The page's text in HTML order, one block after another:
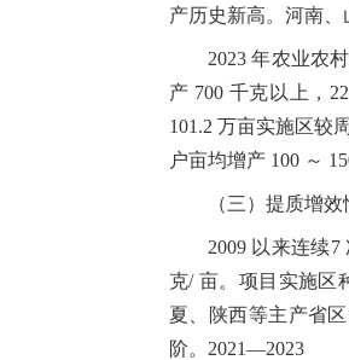
产历史新高。河南、
2023年农业农
产 700 千克以上，
101.2 万亩实施区较
户亩均增产 100 ～
（三）提质增
2009 以来连续7
克/ 亩。项目实施区
夏、陕西等主产省
阶。 2021—2023